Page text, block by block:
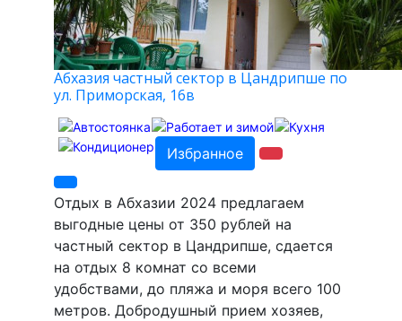
Абхазия частный сектор в Цандрипше по
ул. Приморская, 16в
Избранное
Отдых в Абхазии 2024 предлагаем
выгодные цены от 350 рублей на
частный сектор в Цандрипше, сдается
на отдых 8 комнат со всеми
удобствами, до пляжа и моря всего 100
метров. Добродушный прием хозяев,